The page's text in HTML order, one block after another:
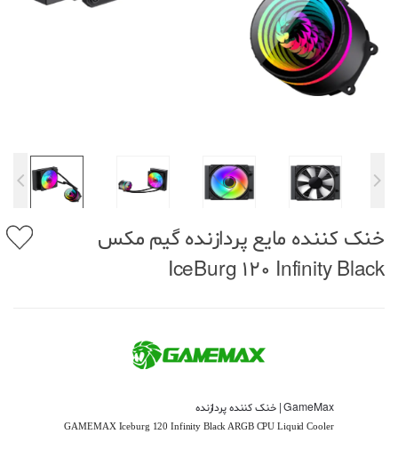
خنک کننده مایع پردازنده گیم مکس
IceBurg 120 Infinity Black
GameMax | خنک کننده پردازنده
GAMEMAX Iceburg 120 Infinity Black ARGB CPU Liquid Cooler